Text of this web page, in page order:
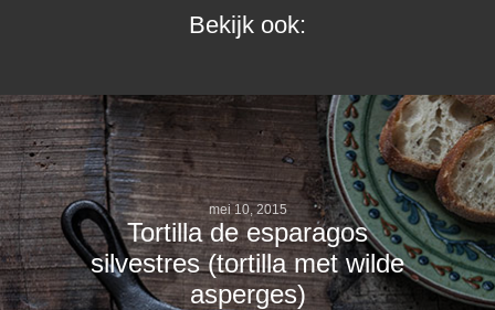
Bekijk ook:
mei 10, 2015
Tortilla de esparagos
silvestres (tortilla met wilde
asperges)